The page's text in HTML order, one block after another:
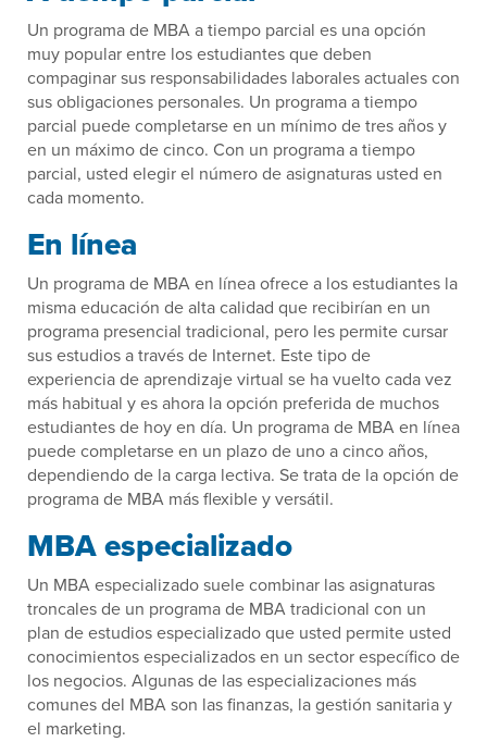
Un programa de MBA a tiempo parcial es una opción
muy popular entre los estudiantes que deben
compaginar sus responsabilidades laborales actuales con
sus obligaciones personales. Un programa a tiempo
parcial puede completarse en un mínimo de tres años y
en un máximo de cinco. Con un programa a tiempo
parcial, usted elegir el número de asignaturas usted en
cada momento.
En línea
Un programa de MBA en línea ofrece a los estudiantes la
misma educación de alta calidad que recibirían en un
programa presencial tradicional, pero les permite cursar
sus estudios a través de Internet. Este tipo de
experiencia de aprendizaje virtual se ha vuelto cada vez
más habitual y es ahora la opción preferida de muchos
estudiantes de hoy en día. Un programa de MBA en línea
puede completarse en un plazo de uno a cinco años,
dependiendo de la carga lectiva. Se trata de la opción de
programa de MBA más flexible y versátil.
MBA especializado
Un MBA especializado suele combinar las asignaturas
troncales de un programa de MBA tradicional con un
plan de estudios especializado que usted permite usted
conocimientos especializados en un sector específico de
los negocios. Algunas de las especializaciones más
comunes del MBA son las finanzas, la gestión sanitaria y
el marketing.